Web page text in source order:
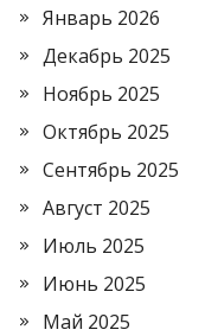
Январь 2026
Декабрь 2025
Ноябрь 2025
Октябрь 2025
Сентябрь 2025
Август 2025
Июль 2025
Июнь 2025
Май 2025